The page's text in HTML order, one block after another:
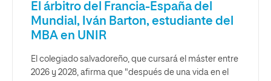
El árbitro del Francia-España del
Mundial, Iván Barton, estudiante del
MBA en UNIR
El colegiado salvadoreño, que cursará el máster entre
2026 y 2028, afirma que "después de una vida en el